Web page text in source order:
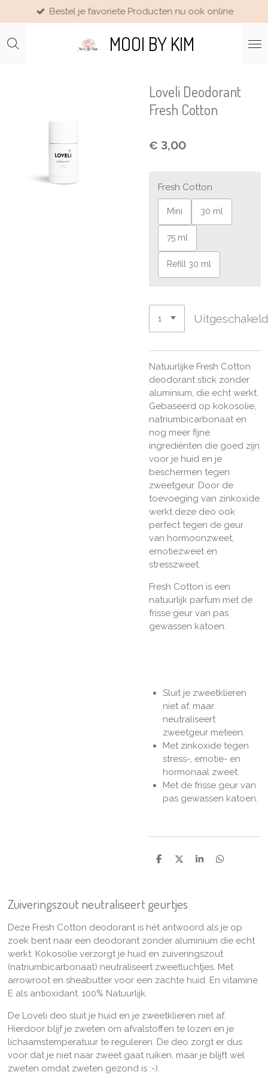
direct
naar
MOOI BY KIM
Bestel je favoriete Producten nu ook online
Loveli Deodorant
Fresh Cotton
€ 3,00
Fresh Cotton
Mini 30 ml
75 ml
Refill 30 ml
Natuurlijke Fresh Cotton
deodorant stick zonder
aluminium, die echt werkt.
Gebaseerd op kokosolie,
natriumbicarbonaat en
nog meer fijne
ingrediënten die goed zijn
voor je huid en je
beschermen tegen
zweetgeur. Door de
toevoeging van zinkoxide
werkt deze deo ook
perfect tegen de geur
van hormoonzweet,
emotiezweet en
stresszweet.
Fresh Cotton is een
natuurlijk parfum met de
frisse geur van pas
gewassen katoen.
Sluit je zweetklieren
niet af, maar
neutraliseert
zweetgeur meteen.
Met zinkoxide tegen
stress-, emotie- en
hormonaal zweet.
Met de frisse geur van
pas gewassen katoen.
D
D
S
D
Zuiveringszout neutraliseert geurtjes
Deze Fresh Cotton deodorant is hét antwoord als je op
zoek bent naar een deodorant zonder aluminium die echt
werkt. Kokosolie verzorgt je huid en zuiveringszout
(natriumbicarbonaat) neutraliseert zweetluchtjes. Met
arrowroot en sheabutter voor een zachte huid. En vitamine
E als antioxidant. 100% Natuurlijk.
De Loveli deo sluit je huid en je zweetklieren niet af.
Hierdoor blijf je zweten om afvalstoffen te lozen en je
lichaamstemperatuur te reguleren. De deo zorgt er dus
voor dat je niet naar zweet gaat ruiken, maar je blijft wel
zweten omdat zweten gezond is :-).